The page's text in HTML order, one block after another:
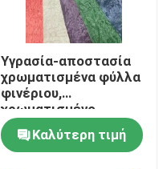
Υγρασία-αποστασία
χρωματισμένα φύλλα
φινέριου,
χρωματισμένο
πράσινο μωβ 0,5 mm
φινέριου ξύλου
Καλύτερη τιμή